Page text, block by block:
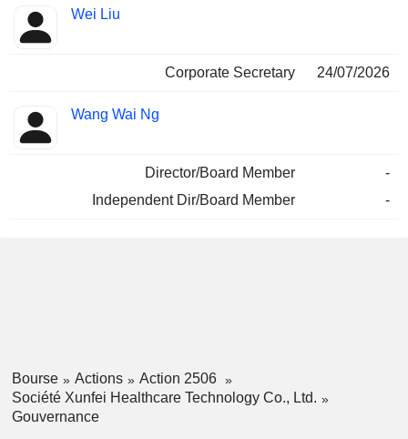
Insider
Fonctions
Wei Liu
Corporate Secretary 24/07/2026
Wang Wai Ng
Director/Board Member
-
Independent Dir/Board Member
-
Bourse Actions
Action 2506
Société Xunfei Healthcare Technology Co., Ltd.
Gouvernance